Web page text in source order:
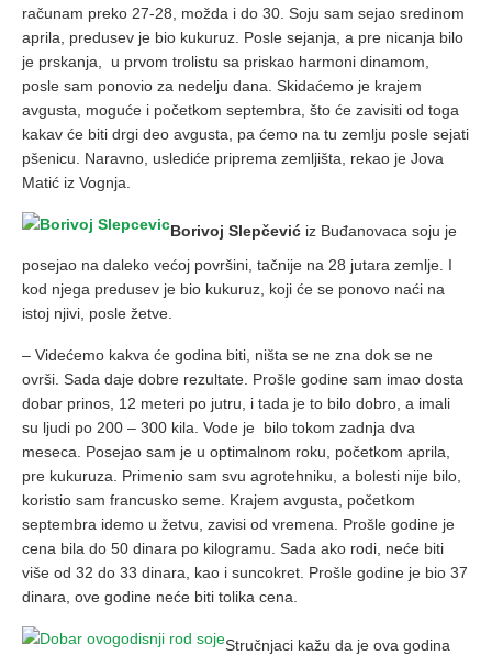
računam preko 27-28, možda i do 30. Soju sam sejao sredinom
aprila, predusev je bio kukuruz. Posle sejanja, a pre nicanja bilo
je prskanja, u prvom trolistu sa priskao harmoni dinamom,
posle sam ponovio za nedelju dana. Skidaćemo je krajem
avgusta, moguće i početkom septembra, što će zavisiti od toga
kakav će biti drgi deo avgusta, pa ćemo na tu zemlju posle sejati
pšenicu. Naravno, uslediće priprema zemljišta, rekao je Jova
Matić iz Vognja.
Borivoj Slepčević iz Buđanovaca soju je
posejao na daleko većoj površini, tačnije na 28 jutara zemlje. I
kod njega predusev je bio kukuruz, koji će se ponovo naći na
istoj njivi, posle žetve.
– Videćemo kakva će godina biti, ništa se ne zna dok se ne
ovrši. Sada daje dobre rezultate. Prošle godine sam imao dosta
dobar prinos, 12 meteri po jutru, i tada je to bilo dobro, a imali
su ljudi po 200 – 300 kila. Vode je bilo tokom zadnja dva
meseca. Posejao sam je u optimalnom roku, početkom aprila,
pre kukuruza. Primenio sam svu agrotehniku, a bolesti nije bilo,
koristio sam francusko seme. Krajem avgusta, početkom
septembra idemo u žetvu, zavisi od vremena. Prošle godine je
cena bila do 50 dinara po kilogramu. Sada ako rodi, neće biti
više od 32 do 33 dinara, kao i suncokret. Prošle godine je bio 37
dinara, ove godine neće biti tolika cena.
Stručnjaci kažu da je ova godina